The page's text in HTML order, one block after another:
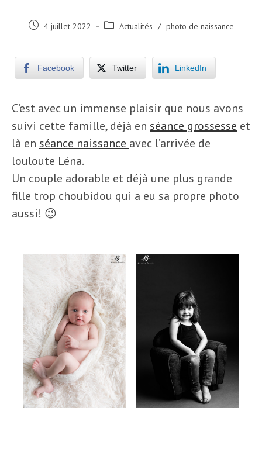
Post 4 juillet 2022
Post Actualités / photo de naissance
Facebook Twitter LinkedIn
C’est avec un immense plaisir que nous avons
suivi cette famille, déjà en séance grossesse et
là en séance naissance avec l’arrivée de
louloute Léna.
Un couple adorable et déjà une plus grande
fille trop choubidou qui a eu sa propre photo
aussi! 😉